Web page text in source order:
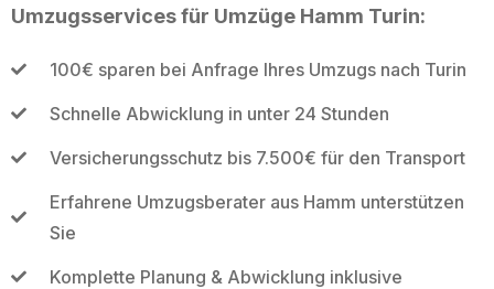
Umzugsservices für Umzüge Hamm Turin:
100€ sparen bei Anfrage Ihres Umzugs nach Turin
Schnelle Abwicklung in unter 24 Stunden
Versicherungsschutz bis 7.500€ für den Transport
Erfahrene Umzugsberater aus Hamm unterstützen
Sie
Komplette Planung & Abwicklung inklusive